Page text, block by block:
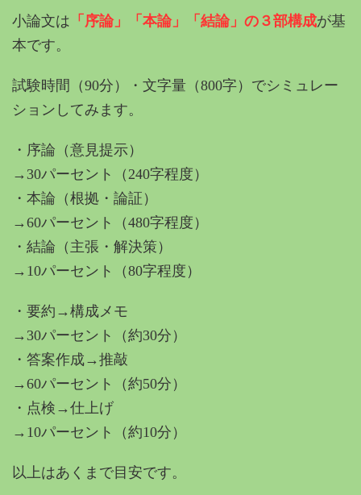
小論文は 「序論」「本論」「結論」の３部構成が基
本です。
試験時間（90分）・文字量（800字）でシミュレー
ションしてみます。
・序論（意見提示）
→30パーセント（240字程度）
・本論（根拠・論証）
→60パーセント（480字程度）
・結論（主張・解決策）
→10パーセント（80字程度）
・要約→構成メモ
→30パーセント（約30分）
・答案作成→推敲
→60パーセント（約50分）
・点検→仕上げ
→10パーセント（約10分）
以上はあくまで目安です。